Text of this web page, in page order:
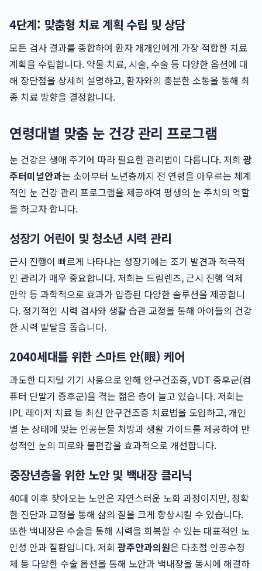
4단계: 맞춤형 치료 계획 수립 및 상담
모든 검사 결과를 종합하여 환자 개개인에게 가장 적합한 치료
계획을 수립합니다. 약물 치료, 시술, 수술 등 다양한 옵션에 대
해 장단점을 상세히 설명하고, 환자와의 충분한 소통을 통해 최
종 치료 방향을 결정합니다.
연령대별 맞춤 눈 건강 관리 프로그램
눈 건강은 생애 주기에 따라 필요한 관리법이 다릅니다. 저희광
주터미널안과는 소아부터 노년층까지 전 연령을 아우르는 체계
적인 눈 건강 관리 프로그램을 제공하여 평생의 눈 주치의 역할
을 하고자 합니다.
성장기 어린이 및 청소년 시력 관리
근시 진행이 빠르게 나타나는 성장기에는 조기 발견과 적극적
인 관리가 매우 중요합니다. 저희는 드림렌즈, 근시 진행 억제
안약 등 과학적으로 효과가 입증된 다양한 솔루션을 제공합니
다. 정기적인 시력 검사와 생활 습관 교정을 통해 아이들의 건강
한 시력 발달을 돕습니다.
2040세대를 위한 스마트 안(眼) 케어
과도한 디지털 기기 사용으로 인해 안구건조증, VDT 증후군(컴
퓨터 단말기 증후군)을 겪는 젊은 층이 늘고 있습니다. 저희는
IPL 레이저 치료 등 최신 안구건조증 치료법을 도입하고, 개인
별 눈 상태에 맞는 인공눈물 처방과 생활 가이드를 제공하여 만
성적인 눈의 피로와 불편감을 효과적으로 개선합니다.
중장년층을 위한 노안 및 백내장 클리닉
40대 이후 찾아오는 노안은 자연스러운 노화 과정이지만, 정확
한 진단과 교정을 통해 삶의 질을 크게 향상시킬 수 있습니다.
또한 백내장은 수술을 통해 시력을 회복할 수 있는 대표적인 노
인성 안과 질환입니다. 저희광주안과의원은 다초점 인공수정
체 등 다양한 수술 옵션을 통해 노안과 백내장을 동시에 해결하